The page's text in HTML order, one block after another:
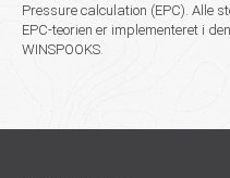
Pressure calculation (EPC). Alle
EPC-teorien er implementeret i
WINSPOOKS.